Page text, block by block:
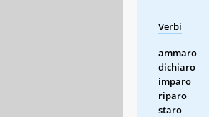
Verbi
ammaro
dichiaro
imparo
riparo
staro